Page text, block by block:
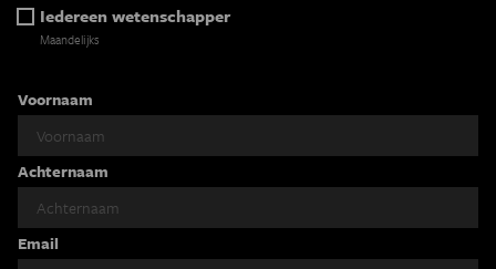
Iedereen wetenschapper
Maandelijks
Voornaam
Achternaam
Email